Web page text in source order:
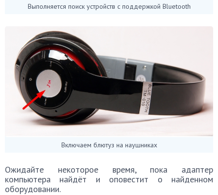
Выполняется поиск устройств с поддержкой Bluetooth
Включаем блютуз на наушниках
Ожидайте некоторое время, пока адаптер
компьютера найдёт и оповестит о найденном
оборудовании.